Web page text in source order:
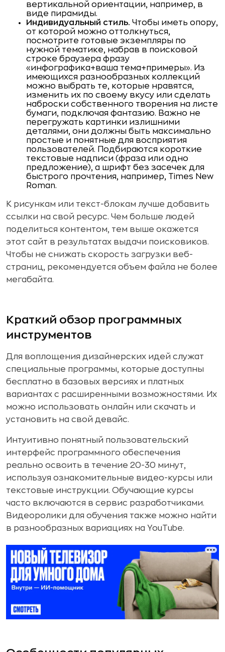
вертикальной ориентации, например, в
виде пирамиды.
Индивидуальный стиль. Чтобы иметь опору,
от которой можно оттолкнуться,
посмотрите готовые экземпляры по
нужной тематике, набрав в поисковой
строке браузера фразу
«инфографика+ваша тема+примеры». Из
имеющихся разнообразных коллекций
можно выбрать те, которые нравятся,
изменить их по своему вкусу или сделать
наброски собственного творения на листе
бумаги, подключая фантазию. Важно не
перегружать картинки излишними
деталями, они должны быть максимально
простые и понятные для восприятия
пользователей. Подбираются короткие
текстовые надписи (фраза или одно
предложение), а шрифт без засечек для
быстрого прочтения, например, Times New
Roman.
К рисункам или текст-блокам лучше добавить
ссылки на свой ресурс. Чем больше людей
поделиться контентом, тем выше окажется
этот сайт в результатах выдачи поисковиков.
Чтобы не снижать скорость загрузки веб-
страниц, рекомендуется объем файла не более
мегабайта.
Краткий обзор программных
инструментов
Для воплощения дизайнерских идей служат
специальные программы, которые доступны
бесплатно в базовых версиях и платных
вариантах с расширенными возможностями. Их
можно использовать онлайн или скачать и
установить на свой девайс.
Интуитивно понятный пользовательский
интерфейс программного обеспечения
реально освоить в течение 20-30 минут,
используя ознакомительные видео-курсы или
текстовые инструкции. Обучающие курсы
часто включаются в сервис разработчиками.
Видеоролики для обучения также можно найти
в разнообразных вариациях на YouTube.